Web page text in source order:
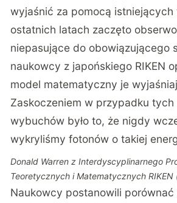
wyjaśnić za pomocą istniejących
ostatnich latach zaczęto
niepasujące do obowiązującego
naukowcy z japońskiego RIKEN
model matematyczny je
Zaskoczeniem w przypadku tych
wybuchów było to, że nigdy
wykryliśmy fotonów o takiej
Donald Warren z Interdyscyplinarnego
Teoretycznych i Matematycznych RIKEN
Naukowcy postanowili